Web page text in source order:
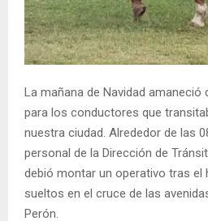
La mañana de Navidad
para los conductores que
nuestra ciudad. Alrededor de las
personal de la Dirección de
debió montar un operativo tras el
sueltos en el cruce de las
Perón.